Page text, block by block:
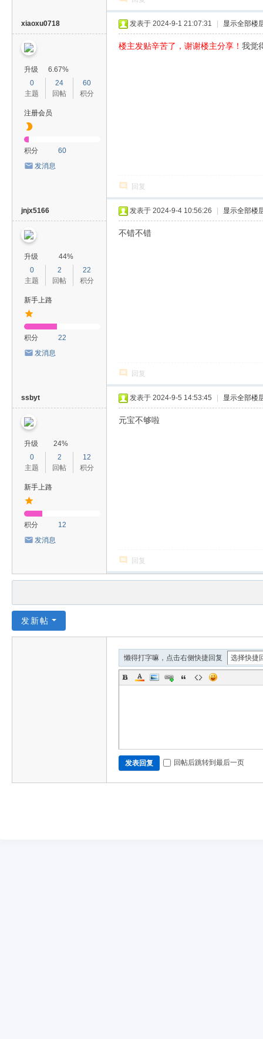
xiaoxu0718
升级
6.67%
0
主题
24
回帖
60
积分
注册会员
积分
60
发消息
发表于 2024-9-1 21:07:31 显示全部楼
楼主发贴辛苦了，谢谢楼主分享！ 我觉
回复
jnjx5166
升级
44%
0
主题
2
回帖
22
积分
新手上路
积分
22
发消息
发表于 2024-9-4 10:56:26 显示全部楼
不错不错
回复
ssbyt
升级
24%
0
主题
2
回帖
12
积分
新手上路
积分
12
发消息
发表于 2024-9-5 14:53:45 显示全部楼
元宝不够啦
回复
发新帖
懒得打字嘛，点击右侧快捷回复
发表回复 回帖后跳转到最后一页